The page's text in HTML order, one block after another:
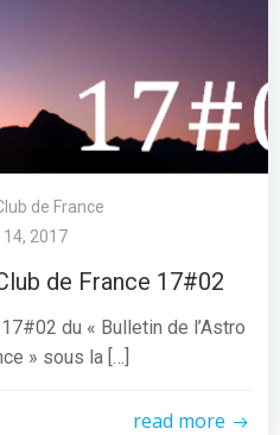
de France
2017
de France 17#02
du « Bulletin de l’Astro
» sous la […]
read more